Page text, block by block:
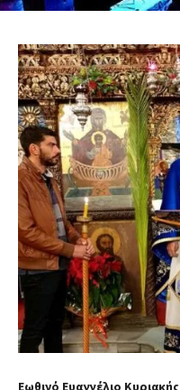
Εωθινό Ευαγγέλιο Κυριακής